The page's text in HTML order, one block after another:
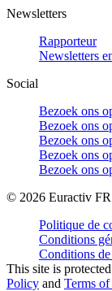
Newsletters
Rapporteur
Newsletters
Social
Bezoek ons
Bezoek ons
Bezoek ons
Bezoek ons
Bezoek ons
© 2026 Euractiv
Politique de
Conditions
Conditions
This site is
Policy and Terms